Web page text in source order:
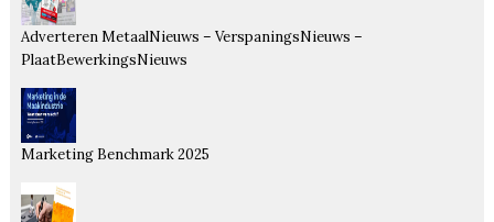
Adverteren MetaalNieuws – VerspaningsNieuws –
PlaatBewerkingsNieuws
Marketing Benchmark 2025